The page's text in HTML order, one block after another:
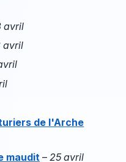
avril
avril
de l'Arche
maudit –25 avril